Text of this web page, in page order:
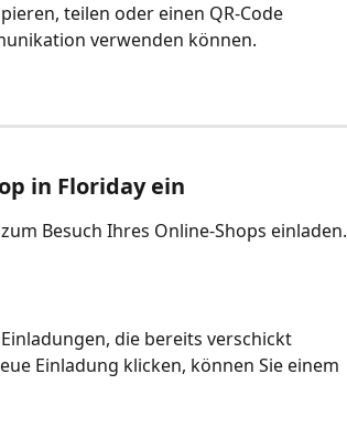
teilen oder einen QR-Code
verwenden können.
in Floriday ein
Besuch Ihres Online-Shops einladen.
die bereits verschickt
Einladung klicken, können Sie einem